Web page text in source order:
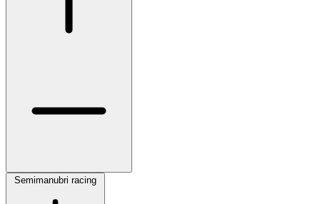
Semimanubri racing